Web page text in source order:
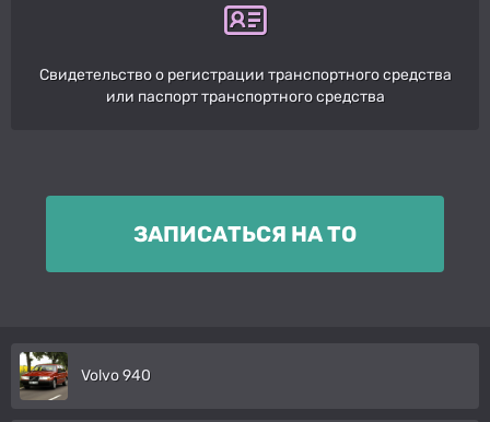
Свидетельство о регистрации транспортного средства
или паспорт транспортного средства
ЗАПИСАТЬСЯ НА ТО
Volvo 940